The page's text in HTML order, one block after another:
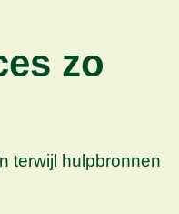
zo
terwijl hulpbronnen